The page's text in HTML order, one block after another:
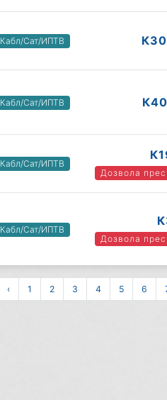
Кабл/Сат/ИПТВ
Кабл/Сат/ИПТВ
Кабл/Сат/ИПТВ
Дозвола
Кабл/Сат/ИПТВ
Дозвола
‹ 1 2 3 4 5 6